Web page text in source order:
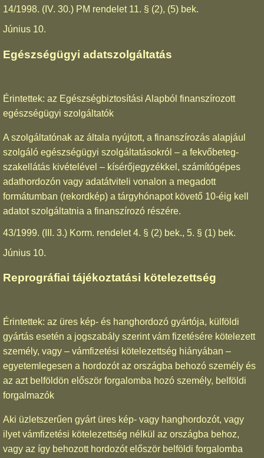
14/1998. (IV. 30.) PM rendelet 11. § (2), (5) bek.
Június 10.
Egészségügyi adatszolgáltatás
Érintettek: az Egészségbiztosítási Alapból finanszírozott
egészségügyi szolgáltatók
A szolgáltatónak az általa nyújtott, a finanszírozás alapjául
szolgáló egészségügyi szolgáltatásokról – a fekvőbeteg-
szakellátás kivételével – kísérőjegyzékkel, számítógépes
adathordozón vagy adatátviteli vonalon a megadott
formátumban (rekordkép) a tárgyhónapot követő 10-éig kell
adatot szolgáltatnia a finanszírozó részére.
43/1999. (III. 3.) Korm. rendelet 4. § (2) bek., 5. § (1) bek.
Június 10.
Reprográfiai tájékoztatási kötelezettség
Érintettek: az üres kép- és hanghordozó gyártója, külföldi
gyártás esetén a jogszabály szerint vám fizetésére kötelezett
személy, vagy – vámfizetési kötelezettség hiányában –
egyetemlegesen a hordozót az országba behozó személy és
az azt belföldön először forgalomba hozó személy, belföldi
forgalmazók
Aki üzletszerűen gyárt üres kép- vagy hanghordozót, vagy
ilyet vámfizetési kötelezettség nélkül az országba behoz,
vagy az így behozott hordozót először belföldi forgalomba